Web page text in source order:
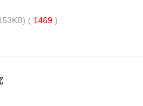
( 1469 )